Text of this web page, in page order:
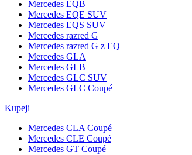
Mercedes EQB
Mercedes EQE SUV
Mercedes EQS SUV
Mercedes razred G
Mercedes razred G z EQ
Mercedes GLA
Mercedes GLB
Mercedes GLC SUV
Mercedes GLC Coupé
Kupeji
Mercedes CLA Coupé
Mercedes CLE Coupé
Mercedes GT Coupé